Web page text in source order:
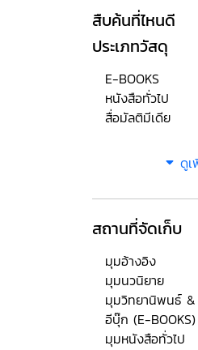
สืบค้นที่ไหนดี
ประเภทวัสดุ
E-BOOKS
หนังสือทั่วไป
สื่อมัลติมีเดีย
ดูเ
สถานที่จัดเก็บ
มุมอ้างอิง
มุมนวนิยาย
มุมวิทยานิพนธ์
อีบุ๊ก (E-BOOKS)
มุมหนังสือทั่วไป